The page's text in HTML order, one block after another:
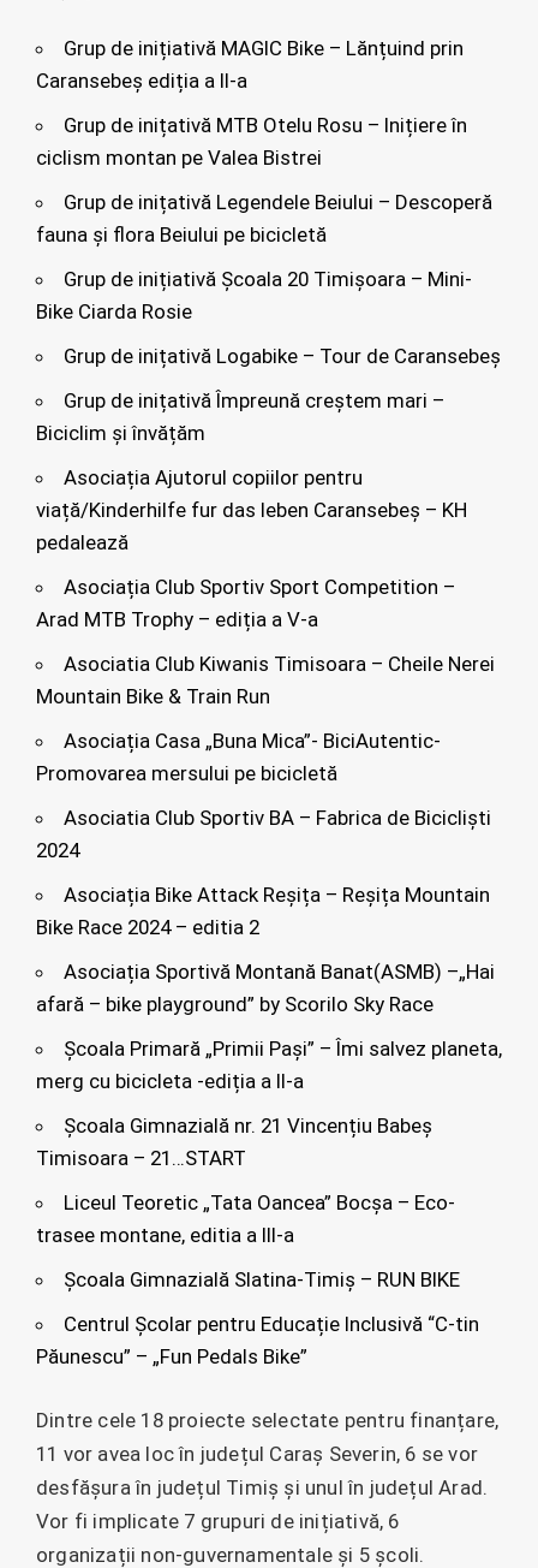
Grup de inițiativă MAGIC Bike – Lănțuind prin
Caransebeș ediția a II-a
Grup de inițativă MTB Otelu Rosu – Inițiere în
ciclism montan pe Valea Bistrei
Grup de inițativă Legendele Beiului – Descoperă
fauna și flora Beiului pe bicicletă
Grup de inițiativă Școala 20 Timișoara – Mini-
Bike Ciarda Rosie
Grup de inițativă Logabike – Tour de Caransebeș
Grup de inițativă Împreună creștem mari –
Biciclim și învățăm
Asociația Ajutorul copiilor pentru
viață/Kinderhilfe fur das leben Caransebeș – KH
pedalează
Asociația Club Sportiv Sport Competition –
Arad MTB Trophy – ediția a V-a
Asociatia Club Kiwanis Timisoara – Cheile Nerei
Mountain Bike & Train Run
Asociația Casa „Buna Mica”- BiciAutentic-
Promovarea mersului pe bicicletă
Asociatia Club Sportiv BA – Fabrica de Bicicliști
2024
Asociația Bike Attack Reșița – Reșița Mountain
Bike Race 2024 – editia 2
Asociația Sportivă Montană Banat(ASMB) –„Hai
afară – bike playground” by Scorilo Sky Race
Școala Primară „Primii Pași” – Îmi salvez planeta,
merg cu bicicleta -ediția a II-a
Școala Gimnazială nr. 21 Vincențiu Babeș
Timisoara – 21…START
Liceul Teoretic „Tata Oancea” Bocșa – Eco-
trasee montane, editia a III-a
Școala Gimnazială Slatina-Timiș – RUN BIKE
Centrul Școlar pentru Educație Inclusivă “C-tin
Păunescu” – „Fun Pedals Bike”
Dintre cele 18 proiecte selectate pentru finanțare,
11 vor avea loc în județul Caraș Severin, 6 se vor
desfășura în județul Timiș și unul în județul Arad.
Vor fi implicate 7 grupuri de inițiativă, 6
organizații non-guvernamentale și 5 școli.